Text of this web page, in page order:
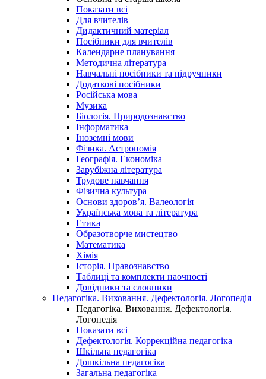
Показати всі
Для вчителів
Дидактичний матеріал
Посібники для вчителів
Календарне планування
Методична література
Навчальні посібники та підручники
Додаткові посібники
Російська мова
Музика
Біологія. Природознавство
Інформатика
Іноземні мови
Фізика. Астрономія
Географія. Економіка
Зарубіжна література
Трудове навчання
Фізична культура
Основи здоров’я. Валеологія
Українська мова та література
Етика
Образотворче мистецтво
Математика
Хімія
Історія. Правознавство
Таблиці та комплекти наочності
Довідники та словники
Педагогіка. Виховання. Дефектологія. Логопедія
Педагогіка. Виховання. Дефектологія.
Логопедія
Показати всі
Дефектологія. Коррекційна педагогіка
Шкільна педагогіка
Дошкільна педагогіка
Загальна педагогіка